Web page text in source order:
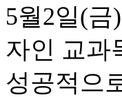
5월2일(
자인 교과
성공적으